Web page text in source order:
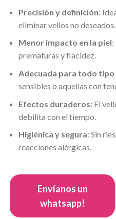
Precisión y definición:
eliminar vellos no deseados.
Menor impacto en la piel:
prematuras y flacidez.
Adecuada para todo tipo
sensibles o aquellas con
Efectos duraderos: El
debilita con el tiempo.
Higiénica y segura: Sin
reacciones alérgicas.
Envíanos un
whatsapp!